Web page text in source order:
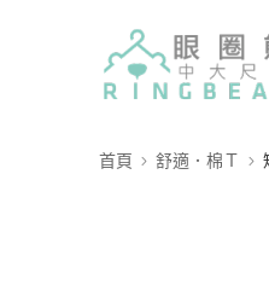
首頁 舒適．棉Ｔ